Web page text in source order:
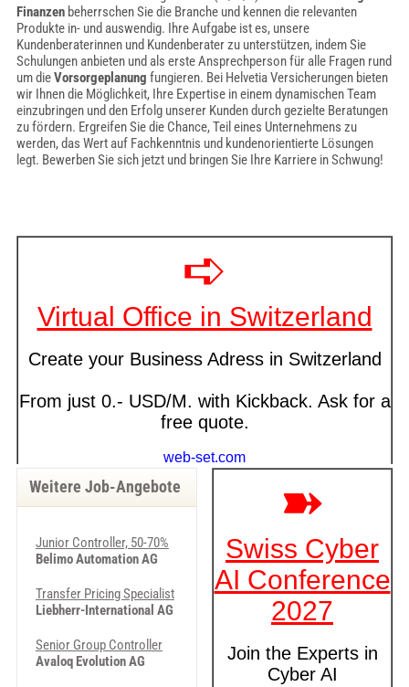
Finanzenbeherrschen Sie die Branche und kennen die relevanten
Produkte in- und auswendig. Ihre Aufgabe ist es, unsere
Kundenberaterinnen und Kundenberater zu unterstützen, indem Sie
Schulungen anbieten und als erste Ansprechperson für alle Fragen rund
um dieVorsorgeplanung fungieren. Bei Helvetia Versicherungen bieten
wir Ihnen die Möglichkeit, Ihre Expertise in einem dynamischen Team
einzubringen und den Erfolg unserer Kunden durch gezielte Beratungen
zu fördern. Ergreifen Sie die Chance, Teil eines Unternehmens zu
werden, das Wert auf Fachkenntnis und kundenorientierte Lösungen
legt. Bewerben Sie sich jetzt und bringen Sie Ihre Karriere in Schwung!
Weitere Job-Angebote
Junior Controller, 50-70%
Belimo Automation AG
Transfer Pricing Specialist
Liebherr-International AG
Senior Group Controller
Avaloq Evolution AG